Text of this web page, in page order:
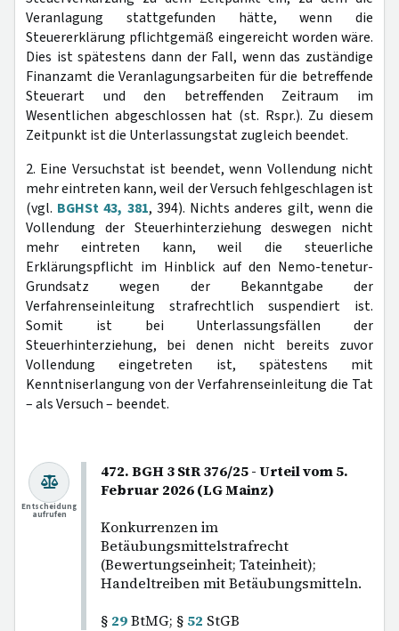
Veranlagung stattgefunden hätte, wenn die
Steuererklärung pflichtgemäß eingereicht worden wäre.
Dies ist spätestens dann der Fall, wenn das zuständige
Finanzamt die Veranlagungsarbeiten für die betreffende
Steuerart und den betreffenden Zeitraum im
Wesentlichen abgeschlossen hat (st. Rspr.). Zu diesem
Zeitpunkt ist die Unterlassungstat zugleich beendet.
2. Eine Versuchstat ist beendet, wenn Vollendung nicht
mehr eintreten kann, weil der Versuch fehlgeschlagen ist
(vgl. BGHSt 43, 381, 394). Nichts anderes gilt, wenn die
Vollendung der Steuerhinterziehung deswegen nicht
mehr eintreten kann, weil die steuerliche
Erklärungspflicht im Hinblick auf den Nemo-tenetur-
Grundsatz wegen der Bekanntgabe der
Verfahrenseinleitung strafrechtlich suspendiert ist.
Somit ist bei Unterlassungsfällen der
Steuerhinterziehung, bei denen nicht bereits zuvor
Vollendung eingetreten ist, spätestens mit
Kenntniserlangung von der Verfahrenseinleitung die Tat
– als Versuch – beendet.
472. BGH 3 StR 376/25 - Urteil vom 5.
Februar 2026 (LG Mainz)
Konkurrenzen im
Betäubungsmittelstrafrecht
(Bewertungseinheit; Tateinheit);
Handeltreiben mit Betäubungsmitteln.
§ 29BtMG; § 52 StGB
Entscheidung
aufrufen